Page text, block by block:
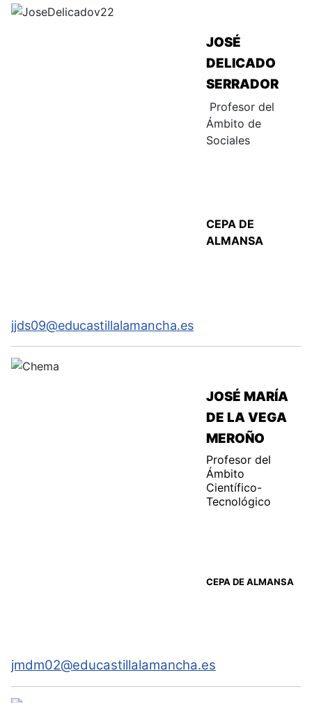
JOSÉ
DELICADO
SERRADOR
Profesor del
Ámbito de
Sociales
CEPA DE
ALMANSA
jjds09@educastillalamancha.es
JOSÉ MARÍA
DE LA VEGA
MEROÑO
Profesor del
Ámbito
Científico-
Tecnológico
CEPA DE ALMANSA
jmdm02@educastillalamancha.es